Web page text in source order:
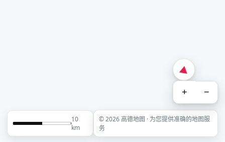
+ −
10
km
© 2026 高德地图 · 为您提供准确的地图服
务